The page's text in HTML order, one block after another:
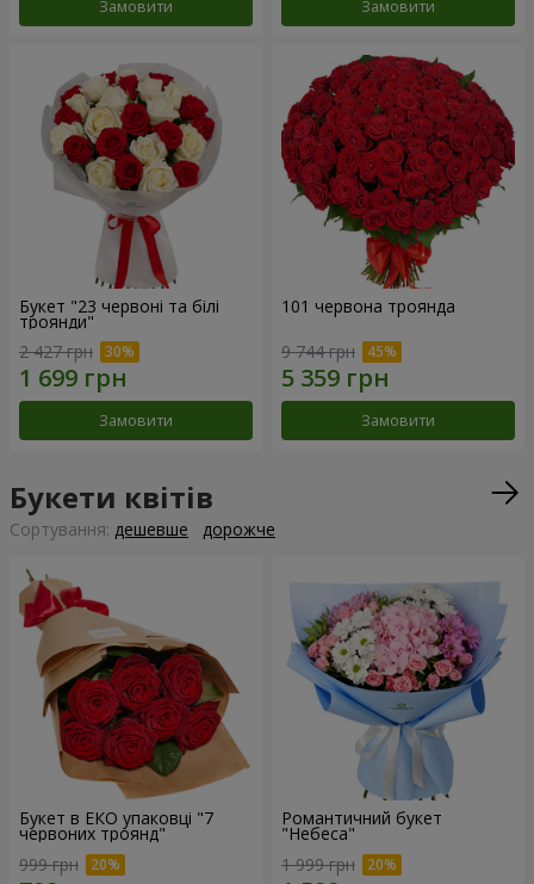
Замовити Замовити
Букет "23 червоні та білі
троянди"
2 427 грн
Замовити
101 червона троянда
9 744 грн
Замовити
Букети квітів
Сортування: дешевше дорожче
Букет в ЕКО упаковці "7
червоних троянд"
999 грн
Романтичний букет
"Небеса"
1 999 грн